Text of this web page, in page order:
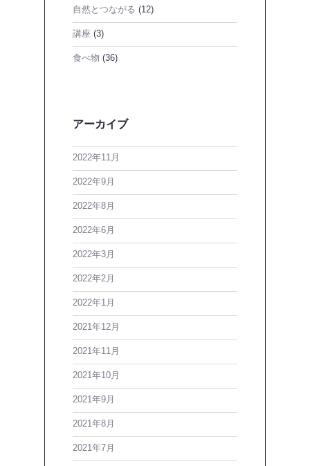
自然とつながる (12)
講座 (3)
食べ物 (36)
アーカイブ
2022年11月
2022年9月
2022年8月
2022年6月
2022年3月
2022年2月
2022年1月
2021年12月
2021年11月
2021年10月
2021年9月
2021年8月
2021年7月